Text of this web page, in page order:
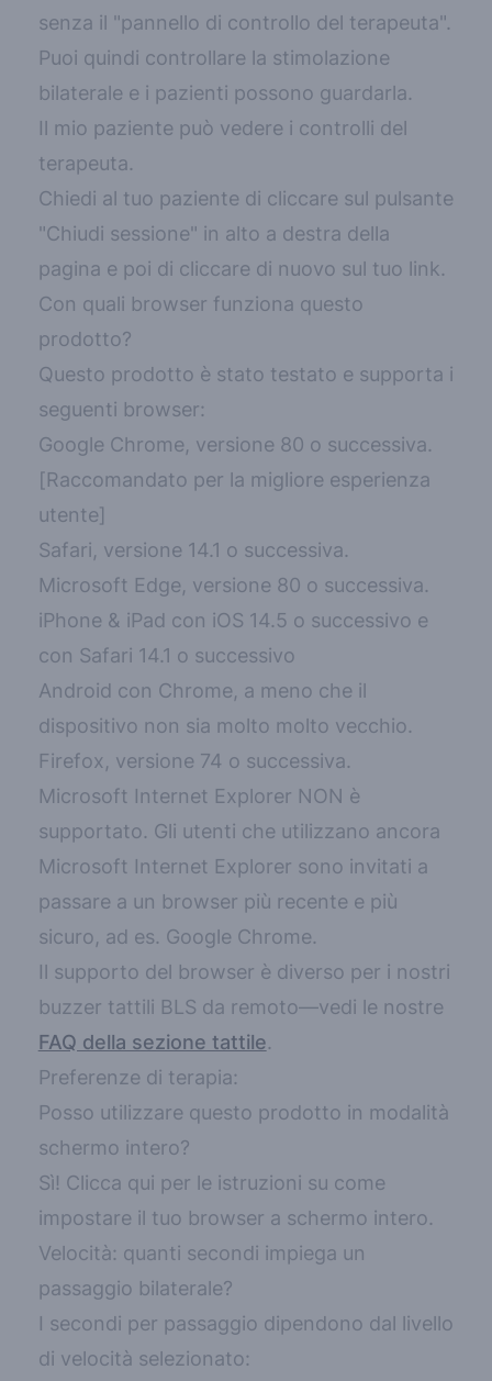
senza il "pannello di controllo del terapeuta".
Puoi quindi controllare la stimolazione
bilaterale e i pazienti possono guardarla.
Il mio paziente può vedere i controlli del
terapeuta.
Chiedi al tuo paziente di cliccare sul pulsante
"Chiudi sessione" in alto a destra della
pagina e poi di cliccare di nuovo sul tuo link.
Con quali browser funziona questo
prodotto?
Questo prodotto è stato testato e supporta i
seguenti browser:
Google Chrome, versione 80 o successiva.
[Raccomandato per la migliore esperienza
utente]
Safari, versione 14.1 o successiva.
Microsoft Edge, versione 80 o successiva.
iPhone & iPad con iOS 14.5 o successivo e
con Safari 14.1 o successivo
Android con Chrome, a meno che il
dispositivo non sia molto molto vecchio.
Firefox, versione 74 o successiva.
Microsoft Internet Explorer NON è
supportato. Gli utenti che utilizzano ancora
Microsoft Internet Explorer sono invitati a
passare a un browser più recente e più
sicuro, ad es. Google Chrome.
Il supporto del browser è diverso per i nostri
buzzer tattili BLS da remoto—vedi le nostre
FAQ della sezione tattile.
Preferenze di terapia:
Posso utilizzare questo prodotto in modalità
schermo intero?
Sì! Clicca qui per le istruzioni su come
impostare il tuo browser a schermo intero.
Velocità: quanti secondi impiega un
passaggio bilaterale?
I secondi per passaggio dipendono dal livello
di velocità selezionato: